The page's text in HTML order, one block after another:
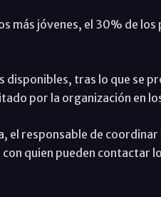
más jóvenes, el 30% de
tras lo que se
por la organización en
el responsable de
quien pueden contactar